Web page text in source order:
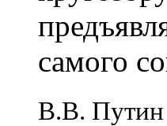
самого
В.В. Путин